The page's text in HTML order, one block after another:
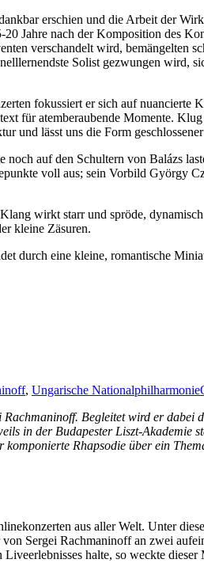
erschien und die Arbeit der
Jahre nach der Komposition des
verschandelt wird, bemängelten
Solist gezwungen wird,
fokussiert er sich auf nuancierte
für atemberaubende Momente.
und lässt uns die Form
auf den Schultern von Balázs
voll aus; sein Vorbild György
wirkt starr und spröde,
kleine Zäsuren.
durch eine kleine, romantische
, Ungarische Nationalphilharmonie
Begleitet wird er dabei
in der Budapester Liszt-Akademie
Rhapsodie über ein
aus aller Welt. Unter
Sergei Rachmaninoff an zwei
halte, so weckte dieser